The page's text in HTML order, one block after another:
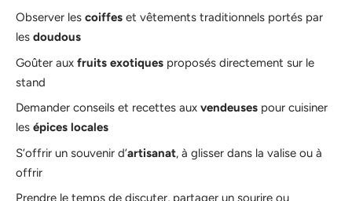
Observer les coiffes et vêtements traditionnels portés par
les doudous
Goûter aux fruits exotiques proposés directement sur le
stand
Demander conseils et recettes aux vendeuses pour cuisiner
les épices locales
S’offrir un souvenir d’artisanat, à glisser dans la valise ou à
offrir
Prendre le temps de discuter, partager un sourire ou